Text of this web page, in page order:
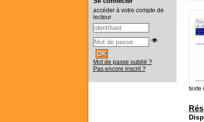
texte
accéder à votre compte de
lecteur
Mot de passe oublié ?
Pas encore inscrit ?